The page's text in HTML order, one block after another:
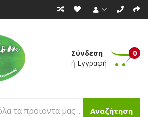
Σύνδεση
ή Εγγραφή
0
Αναζήτηση